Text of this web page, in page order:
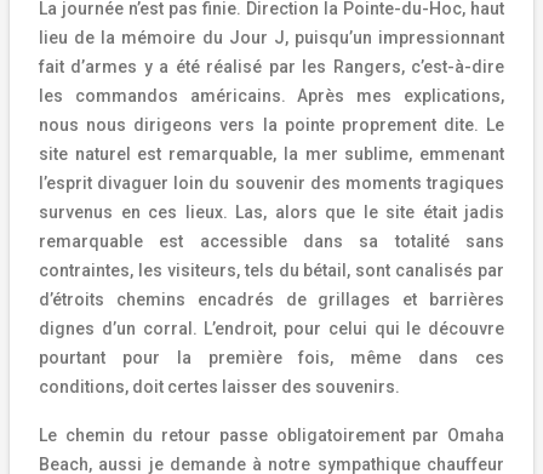
La journée n’est pas finie. Direction la Pointe-du-Hoc, haut
lieu de la mémoire du Jour J, puisqu’un impressionnant
fait d’armes y a été réalisé par les Rangers, c’est-à-dire
les commandos américains. Après mes explications,
nous nous dirigeons vers la pointe proprement dite. Le
site naturel est remarquable, la mer sublime, emmenant
l’esprit divaguer loin du souvenir des moments tragiques
survenus en ces lieux. Las, alors que le site était jadis
remarquable est accessible dans sa totalité sans
contraintes, les visiteurs, tels du bétail, sont canalisés par
d’étroits chemins encadrés de grillages et barrières
dignes d’un corral. L’endroit, pour celui qui le découvre
pourtant pour la première fois, même dans ces
conditions, doit certes laisser des souvenirs.
Le chemin du retour passe obligatoirement par Omaha
Beach, aussi je demande à notre sympathique chauffeur